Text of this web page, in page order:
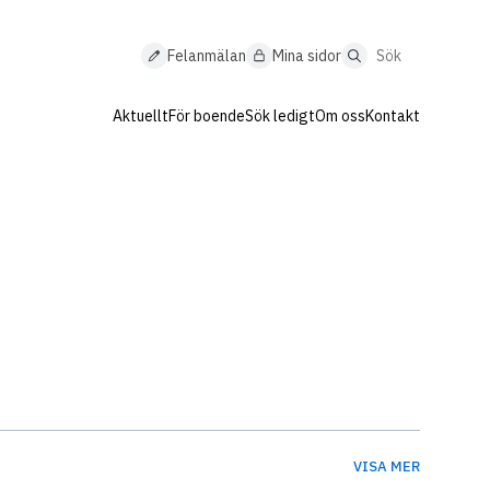
AktuelltFör boendeSök ledigtOm ossKontakt
Felanmälan Mina sidorpå
sidan
VISA MER